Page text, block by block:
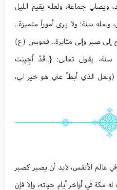
جماعة، ولعله يقيم الليل
ولعله سنة؛ ولا يرى أموراً متميزة..
إلى صبر وإلى مثابرة.. فموسى (ع)
سنة، يقول تعالى: {..قَدْ أُجِيبَت
(ولعل الذي أبطأ عني هو خير لي،
عالم الأنفس، لابد أن يصبر كصبر
في أواخر أيام حياته، وإلا فإن